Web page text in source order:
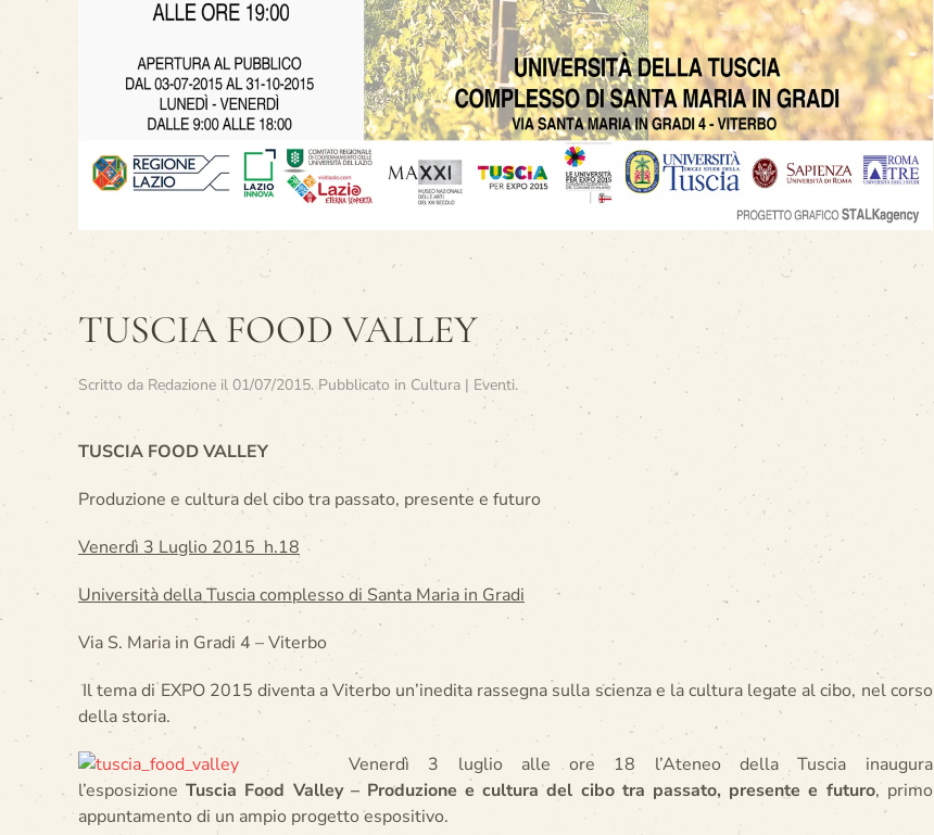
TUSCIA FOOD VALLEY
Scritto da Redazione il 01/07/2015. Pubblicato in Cultura | Eventi.
TUSCIA FOOD VALLEY
Produzione e cultura del cibo tra passato, presente e futuro
Venerdì 3 Luglio 2015 h.18
Università della Tuscia complesso di Santa Maria in Gradi
Via S. Maria in Gradi 4 – Viterbo
Il tema di EXPO 2015 diventa a Viterbo un’inedita rassegna sulla scienza e la cultura legate al cibo, nel corso
della storia.
Venerdì 3 luglio alle ore 18 l’Ateneo della Tuscia inaugura
l’esposizioneTuscia Food Valley – Produzione e cultura del cibo tra passato, presente e futuro, primo
appuntamento di un ampio progetto espositivo.